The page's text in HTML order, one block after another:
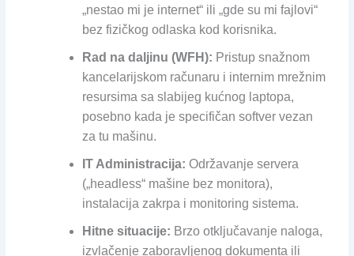
„nestao mi je internet“ ili „gde su mi fajlovi“
bez fizičkog odlaska kod korisnika.
Rad na daljinu (WFH): Pristup snažnom
kancelarijskom računaru i internim mrežnim
resursima sa slabijeg kućnog laptopa,
posebno kada je specifičan softver vezan
za tu mašinu.
IT Administracija: Održavanje servera
(„headless“ mašine bez monitora),
instalacija zakrpa i monitoring sistema.
Hitne situacije: Brzo otključavanje naloga,
izvlačenje zaboravljenog dokumenta ili